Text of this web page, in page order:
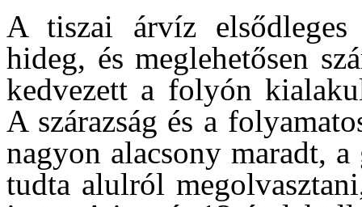
A tiszai árvíz
hideg, és meglehetősen
kedvezett a folyón
A szárazság és a
nagyon alacsony maradt,
tudta alulról